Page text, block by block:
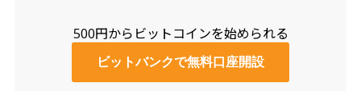
500円からビットコインを始められる
ビットバンクで無料口座開設